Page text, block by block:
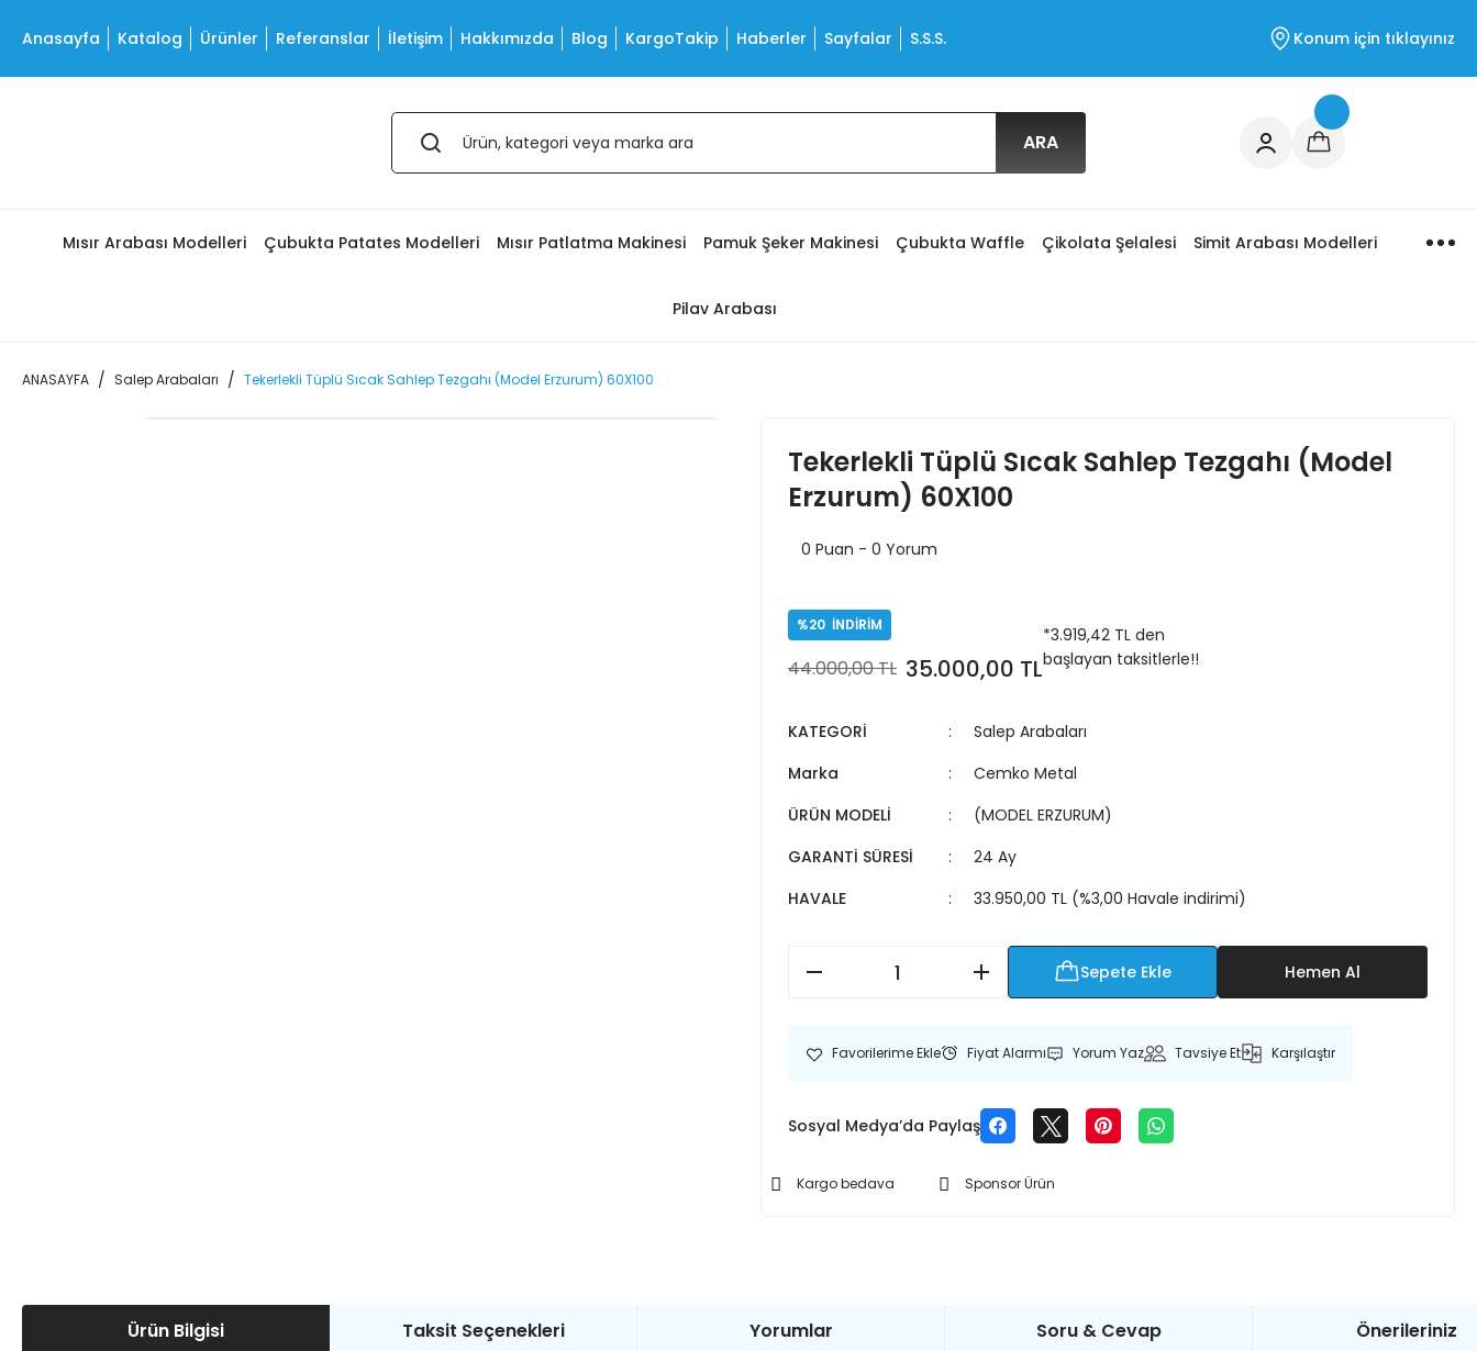
Anasayfa Katalog Ürünler Referanslar İletişim Hakkımızda Blog KargoTakip Haberler Sayfalar S.S.S. Konum için tıklayınız
ARA
Mısır Arabası Modelleri Çubukta Patates Modelleri Mısır Patlatma Makinesi Pamuk Şeker Makinesi Çubukta Waffle Çikolata Şelalesi Simit Arabası Modelleri
Pilav Arabası
ANASAYFA Salep Arabaları Tekerlekli Tüplü Sıcak Sahlep Tezgahı (Model Erzurum) 60X100
Tekerlekli Tüplü Sıcak Sahlep Tezgahı (Model
Erzurum) 60X100
0 Puan - 0 Yorum
%20 İNDİRİM
44.000,00 TL 35.000,00 TL
*3.919,42 TL den
başlayan taksitlerle!!
KATEGORİ
Salep Arabaları
Marka
Cemko Metal
ÜRÜN MODELİ
(MODEL ERZURUM)
GARANTİ SÜRESİ
24 Ay
HAVALE
33.950,00 TL (%3,00 Havale indirimi)
Sepete Ekle Hemen Al
Fiyat Alarmı Yorum Yaz Tavsiye Et Karşılaştır
Sosyal Medya’da Paylaş
Kargo bedava Sponsor Ürün
Ürün Bilgisi Taksit Seçenekleri Yorumlar Soru & Cevap Önerileriniz